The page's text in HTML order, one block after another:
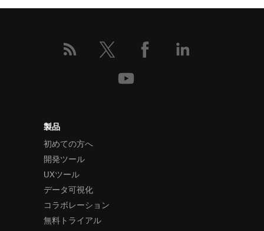
製品
初めての方へ
開発ツール
UXツール
データ可視化
コラボレーション
無料トライアル